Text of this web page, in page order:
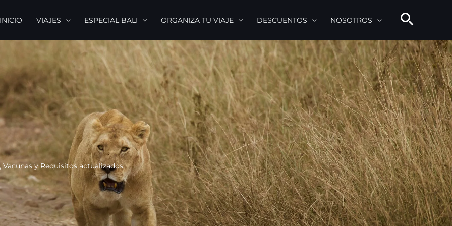
INICIO VIAJES ESPECIAL BALI ORGANIZA TU VIAJE DESCUENTOS NOSOTROS
Vacunas y Requisitos actualizados